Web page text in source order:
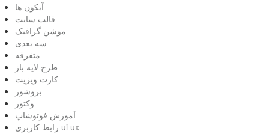
آیکون ها
قالب سایت
موشن گرافیک
سه بعدی
متفرقه
طرح لایه باز
کارت ویزیت
بروشور
وکتور
آموزش فوتوشاپ
رابط کاربری ui ux